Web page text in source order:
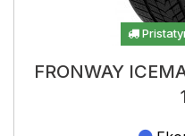
FRONWAY